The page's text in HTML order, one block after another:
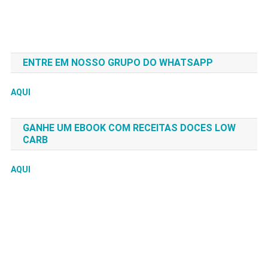
ENTRE EM NOSSO GRUPO DO WHATSAPP
AQUI
GANHE UM EBOOK COM RECEITAS DOCES LOW
CARB
AQUI